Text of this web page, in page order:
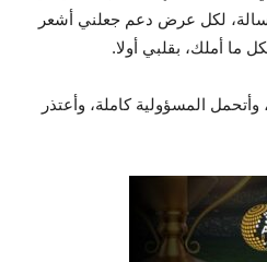
لكل عرض دعم جعلني أشعر
ما أملك، بقلبي أولا.
المسؤولية كاملة، وأعتذر